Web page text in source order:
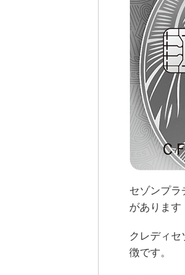
セゾンプラ
があります
クレディ
徴です。